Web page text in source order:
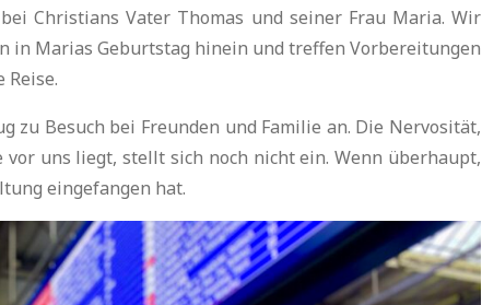
Christians Vater Thomas und seiner Frau Maria. Wir
in Marias Geburtstag hinein und treffen Vorbereitungen
Besuch bei Freunden und Familie an. Die Nervosität,
vor uns liegt, stellt sich noch nicht ein. Wenn überhaupt,
eingefangen hat.